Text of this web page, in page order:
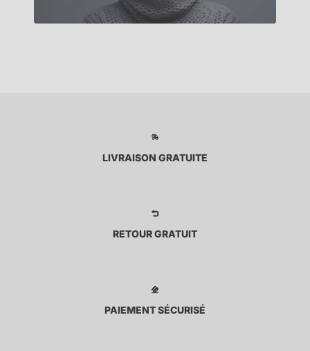
LIVRAISON GRATUITE
RETOUR GRATUIT
PAIEMENT SÉCURISÉ